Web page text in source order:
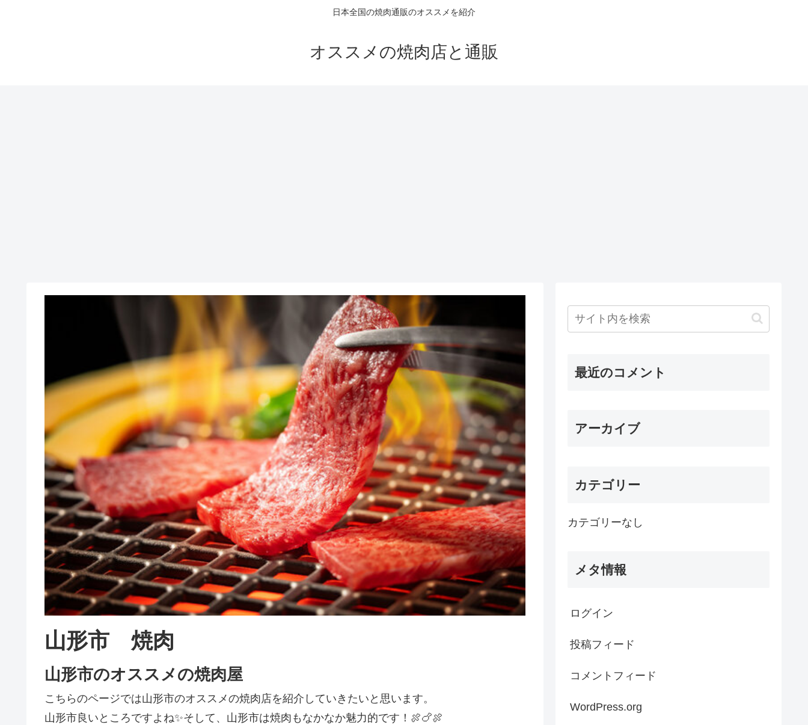
日本全国の焼肉通販のオススメを紹介
オススメの焼肉店と通販
山形市 焼肉
山形市のオススメの焼肉屋
こちらのページでは山形市のオススメの焼肉店を紹介していきたいと思います。
山形市良いところですよね✨そして、山形市は焼肉もなかなか魅力的です！🍖🍗🍖
最近のコメント
アーカイブ
カテゴリー
カテゴリーなし
メタ情報
ログイン
投稿フィード
コメントフィード
WordPress.org